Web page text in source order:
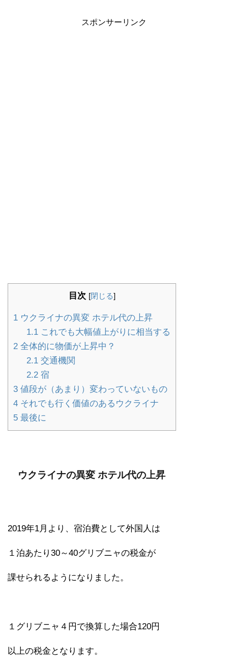
スポンサーリンク
目次 [閉じる]
1 ウクライナの異変 ホテル代の上昇
1.1これでも大幅値上がりに相当する
2 全体的に物価が上昇中？
2.1交通機関
2.2宿
3 値段が（あまり）変わっていないもの
4 それでも行く価値のあるウクライナ
5 最後に
ウクライナの異変 ホテル代の上昇
2019年1月より、宿泊費として外国人は
１泊あたり30～40グリブニャの税金が
課せられるようになりました。
１グリブニャ４円で換算した場合120円
以上の税金となります。